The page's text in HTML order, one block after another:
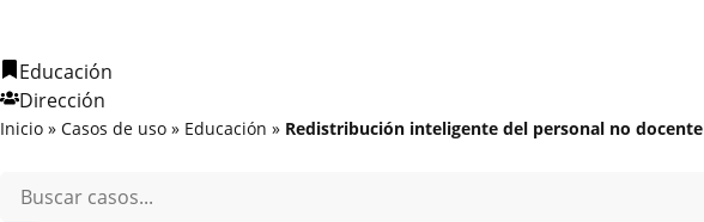
Educación
Dirección
Inicio » Casos de uso » Educación » Redistribución inteligente del personal no docente